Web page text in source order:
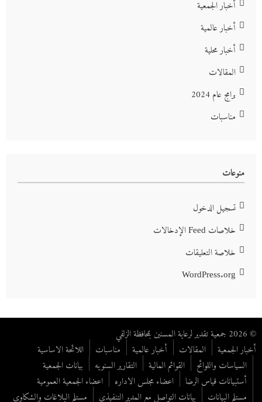
أخبار عالمية
أخبار محلية
المقالات
برامج عام 2024
مناسبات
منوعات
تسجيل الدخول
خلاصات Feed الإدخالات
خلاصة التعليقات
WordPress.org
© 2026 جمعية تقدير لرعاية المسنين بمحافظة الزلفي
أخبار الجمعية المقالات أخبار عالمية مناسبات اللائحة الاساسية
السياسات واللوائح القوائم المالية التقارير السنويه بيانات الجمعية
أستبيانات قياس الرضا اعضاء مجلس الاداره اعضاء الجمعية العمومية
مستلم البيانات بيانات التواصل مع المدير التنفيذي مستلم البلاغات والشكاوي